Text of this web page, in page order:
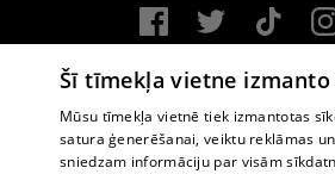
Vortal assistance
Copyright © 2004-2026
All rights reserved.
Šī tīmekļa vietne
Mūsu tīmekļa vietnē tiek izmantotas
satura ģenerēšanai, veiktu reklāmas
sniedzam informāciju par visām